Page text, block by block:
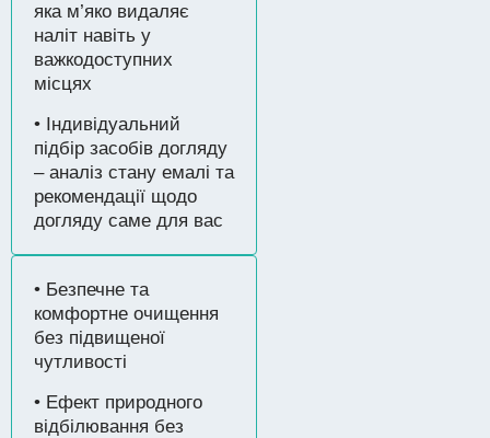
яка м’яко видаляє
наліт навіть у
важкодоступних
місцях
• Індивідуальний
підбір засобів догляду
– аналіз стану емалі та
рекомендації щодо
догляду саме для вас
• Безпечне та
комфортне очищення
без підвищеної
чутливості
• Ефект природного
відбілювання без